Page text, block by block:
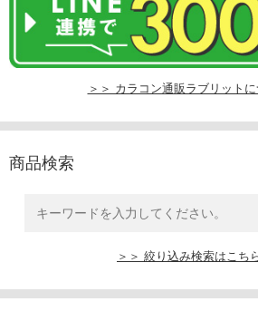
＞＞ カラコン通販ラブリット
商品検索
＞＞ 絞り込み検索はこち